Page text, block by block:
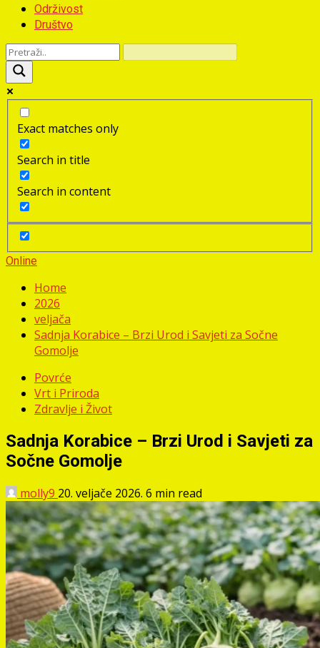
Održivost
Društvo
Exact matches only
Search in title
Search in content
Online
Home
2026
veljača
Sadnja Korabice – Brzi Urod i Savjeti za Sočne
Gomolje
Povrće
Vrt i Priroda
Zdravlje i Život
Sadnja Korabice – Brzi Urod i Savjeti za
Sočne Gomolje
molly9 20. veljače 2026. 6 min read